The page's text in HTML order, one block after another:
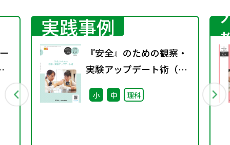
実践事例
『安全』のための観察・
実験アップデート術（特
別課題137）
小 中 理科